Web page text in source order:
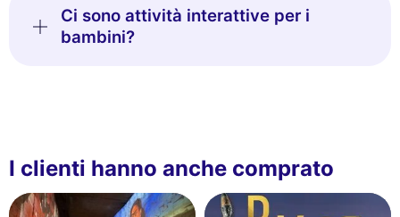
Ci sono attività interattive per i
bambini?
I clienti hanno anche comprato